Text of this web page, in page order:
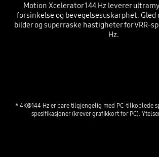
Motion Xcelerator 144 Hz leverer
forsinkelse og bevegelsesuskarphet. Gled
bilder og superraske hastigheter for VRR-
Hz.
* 4K@144 Hz er bare tilgjengelig med PC-tilkoblede